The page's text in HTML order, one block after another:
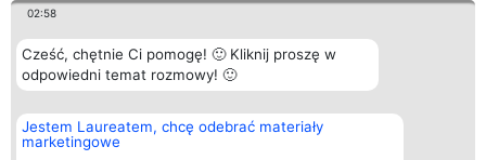
02:58
Cześć, chętnie Ci pomogę! 🙂 Kliknij proszę w
odpowiedni temat rozmowy! 🙂
Jestem Laureatem, chcę odebrać materiały
marketingowe
Organizator plebiscytu
Bright Side Solutions sp. z o.
o. sp. k.
Plebiscyt
Laureaci
Kontakt
Kontakt